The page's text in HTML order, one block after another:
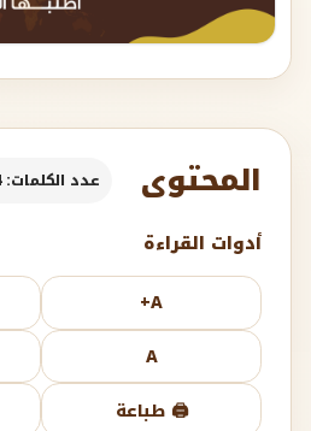
المحتوى عدد الكلمات: 934
أدوات القراءة
A+
A
🖨️ طباعة